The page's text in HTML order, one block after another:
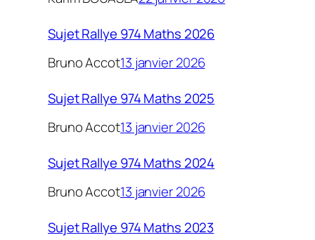
Sujet Rallye 974 Maths 2026
Bruno Accot13 janvier 2026
Sujet Rallye 974 Maths 2025
Bruno Accot13 janvier 2026
Sujet Rallye 974 Maths 2024
Bruno Accot13 janvier 2026
Sujet Rallye 974 Maths 2023